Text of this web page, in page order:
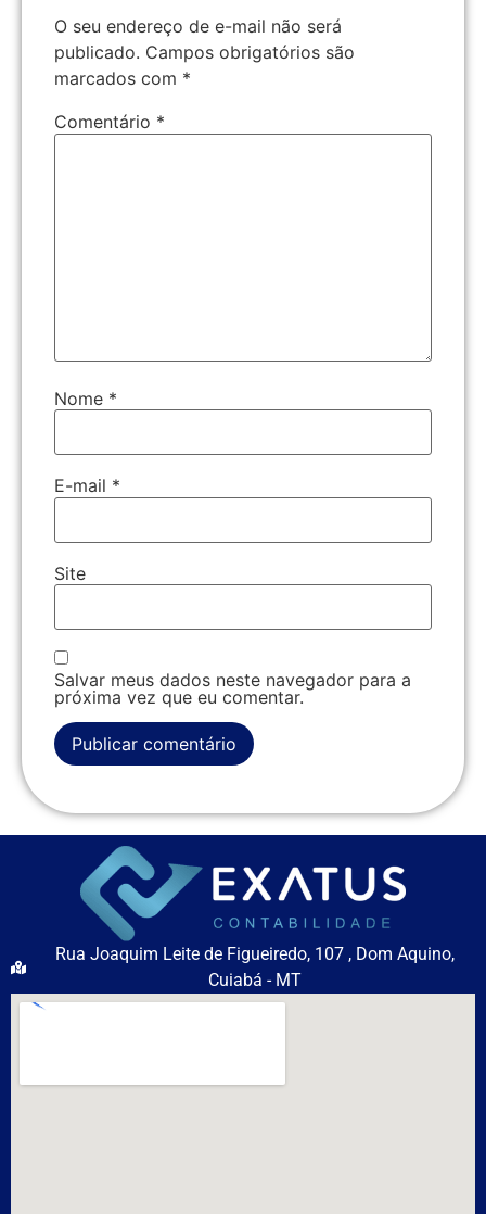
O seu endereço de e-mail não será
publicado. Campos obrigatórios são
marcados com *
Comentário *
Nome *
E-mail *
Site
Salvar meus dados neste navegador para a
próxima vez que eu comentar.
Rua Joaquim Leite de Figueiredo, 107 , Dom Aquino,
Cuiabá - MT